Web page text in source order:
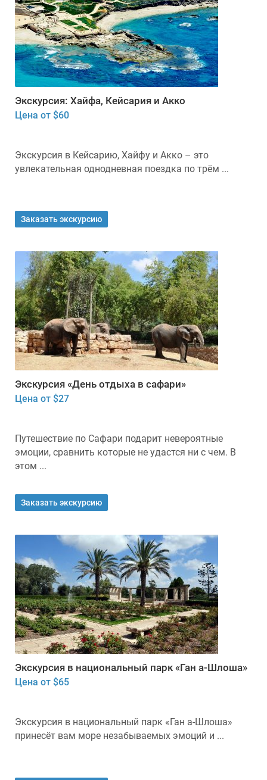
Экскурсия: Хайфа, Кейсария и Акко
Цена от $60
Экскурсия в Кейсарию, Хайфу и Акко – это
увлекательная однодневная поездка по трём ...
Заказать экскурсию
Экскурсия «День отдыха в сафари»
Цена от $27
Путешествие по Сафари подарит невероятные
эмоции, сравнить которые не удастся ни с чем. В
этом ...
Заказать экскурсию
Экскурсия в национальный парк «Ган а-Шлоша»
Цена от $65
Экскурсия в национальный парк «Ган а-Шлоша»
принесёт вам море незабываемых эмоций и ...